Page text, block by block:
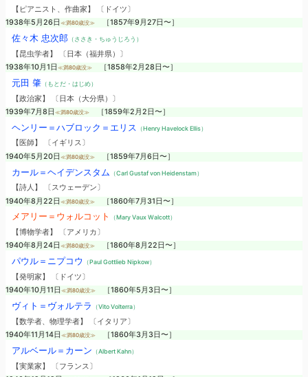
【ピアニスト、作曲家】 〔ドイツ〕
1938年5月26日 ≪満80歳没≫ ［1857年9月27日〜］
佐々木 忠次郎（ささき・ちゅうじろう）
【昆虫学者】 〔日本（福井県）〕
1938年10月1日 ≪満80歳没≫ ［1858年2月28日〜］
元田 肇（もとだ・はじめ）
【政治家】 〔日本（大分県）〕
1939年7月8日 ≪満80歳没≫ ［1859年2月2日〜］
ヘンリー＝ハブロック＝エリス （Henry Havelock Ellis）
【医師】 〔イギリス〕
1940年5月20日 ≪満80歳没≫ ［1859年7月6日〜］
カール＝ヘイデンスタム （Carl Gustaf von Heidenstam）
【詩人】 〔スウェーデン〕
1940年8月22日 ≪満80歳没≫ ［1860年7月31日〜］
メアリー＝ウォルコット （Mary Vaux Walcott）
【博物学者】 〔アメリカ〕
1940年8月24日 ≪満80歳没≫ ［1860年8月22日〜］
パウル＝ニプコウ （Paul Gottlieb Nipkow）
【発明家】 〔ドイツ〕
1940年10月11日 ≪満80歳没≫ ［1860年5月3日〜］
ヴィト＝ヴォルテラ （Vito Volterra）
【数学者、物理学者】 〔イタリア〕
1940年11月14日 ≪満80歳没≫ ［1860年3月3日〜］
アルベール＝カーン （Albert Kahn）
【実業家】 〔フランス〕